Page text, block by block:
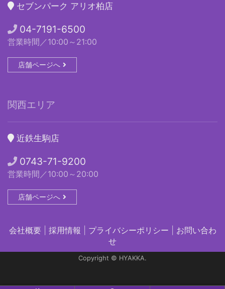
セブンパーク アリオ柏店
04-7191-6500
営業時間／10:00～21:00
店舗ページへ
関西エリア
近鉄生駒店
0743-71-9200
営業時間／10:00～20:00
店舗ページへ
会社概要| 採用情報 プライバシーポリシー
お問い合わ
せ
Copyright © HYAKKA.